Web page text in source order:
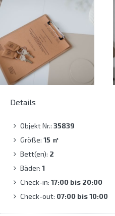
Details
Objekt Nr.: 35839
Größe: 15 ㎡
Bett(en): 2
Bäder: 1
Check-in: 17:00 bis 20:00
Check-out: 07:00 bis 10:00